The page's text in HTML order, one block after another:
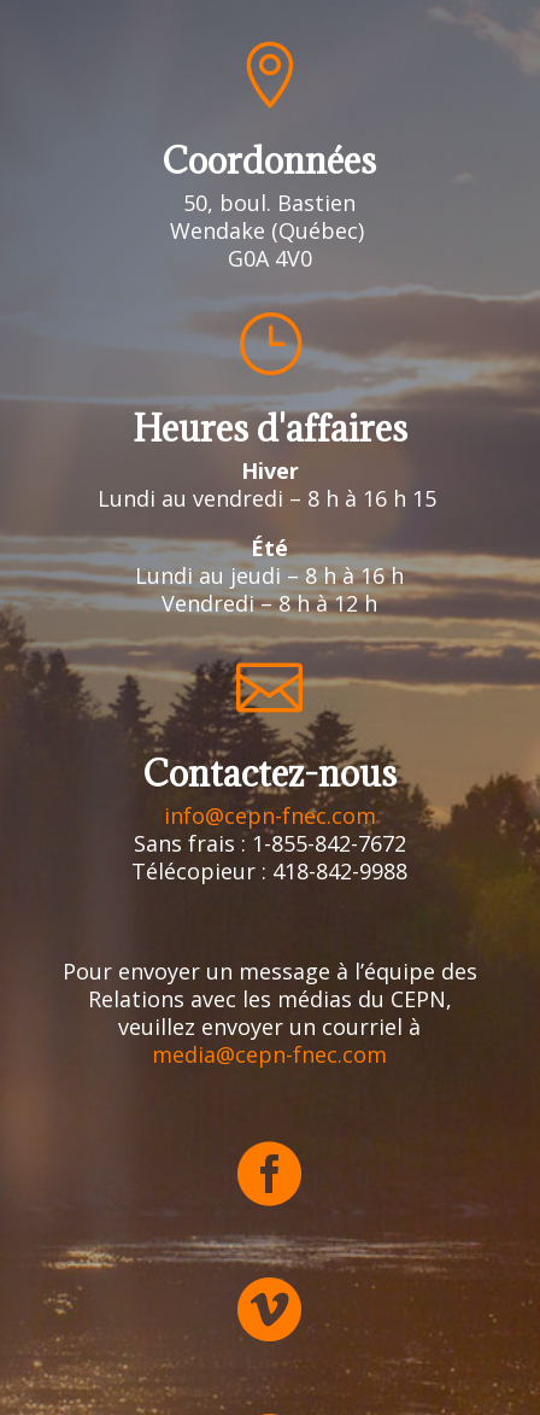

Coordonnées
50, boul. Bastien
Wendake (Québec)
G0A 4V0
}
Heures d'affaires
Hiver
Lundi au vendredi – 8 h à 16 h 15
Été
Lundi au jeudi – 8 h à 16 h
Vendredi – 8 h à 12 h

Contactez-nous
info@cepn-fnec.com
Sans frais : 1-855-842-7672
Télécopieur : 418-842-9988
Pour envoyer un message à l’équipe des
Relations avec les médias du CEPN,
veuillez envoyer un courriel à
media@cepn-fnec.com

